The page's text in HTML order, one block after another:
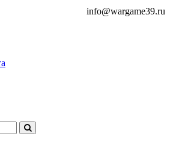
info@wargame39.ru